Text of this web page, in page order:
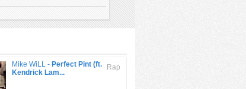
Rap
Mike WiLL - Perfect Pint (ft.
Kendrick Lam...